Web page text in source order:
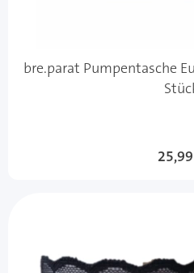
bre.parat Pumpentasche